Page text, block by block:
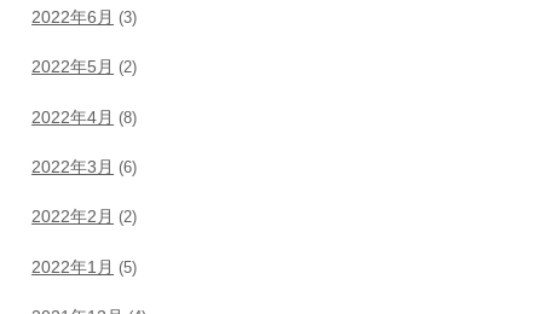
2022年6月 (3)
2022年5月 (2)
2022年4月 (8)
2022年3月 (6)
2022年2月 (2)
2022年1月 (5)